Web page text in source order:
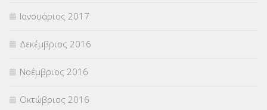
Ιανουάριος 2017
Δεκέμβριος 2016
Νοέμβριος 2016
Οκτώβριος 2016